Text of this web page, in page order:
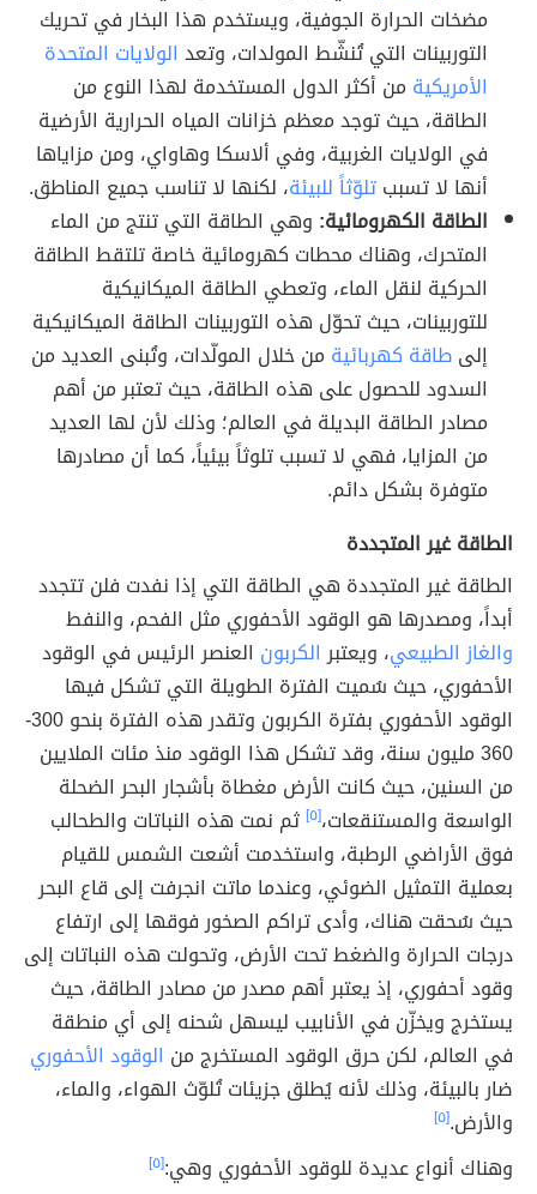
مضخات الحرارة الجوفية، ويستخدم هذا البخار في تحريك
التوربينات التي تُنشّط المولدات، وتعد الولايات المتحدة
الأمريكية من أكثر الدول المستخدمة لهذا النوع من
الطاقة، حيث توجد معظم خزانات المياه الحرارية الأرضية
في الولايات الغربية، وفي ألاسكا وهاواي، ومن مزاياها
أنها لا تسببتلوّثاً للبيئة، لكنها لا تناسب جميع المناطق.
الطاقة الكهرومائية: وهي الطاقة التي تنتج من الماء
المتحرك، وهناك محطات كهرومائية خاصة تلتقط الطاقة
الحركية لنقل الماء، وتعطي الطاقة الميكانيكية
للتوربينات، حيث تحوّل هذه التوربينات الطاقة الميكانيكية
إلىطاقة كهربائية من خلال المولّدات، وتُبنى العديد من
السدود للحصول على هذه الطاقة، حيث تعتبر من أهم
مصادر الطاقة البديلة في العالم؛ وذلك لأن لها العديد
من المزايا، فهي لا تسبب تلوثاً بيئياً، كما أن مصادرها
متوفرة بشكل دائم.
الطاقة غير المتجددة
الطاقة غير المتجددة هي الطاقة التي إذا نفدت فلن تتجدد
أبداً، ومصدرها هو الوقود الأحفوري مثل الفحم، والنفط
والغاز الطبيعي، ويعتبرالكربون العنصر الرئيس في الوقود
الأحفوري، حيث سُميت الفترة الطويلة التي تشكل فيها
الوقود الأحفوري بفترة الكربون وتقدر هذه الفترة بنحو 300-
360 مليون سنة، وقد تشكل هذا الوقود منذ مئات الملايين
من السنين، حيث كانت الأرض مغطاة بأشجار البحر الضحلة
الواسعة والمستنقعات،[٥]
ثم نمت هذه النباتات والطحالب
فوق الأراضي الرطبة، واستخدمت أشعت الشمس للقيام
بعملية التمثيل الضوئي، وعندما ماتت انجرفت إلى قاع البحر
حيث سُحقت هناك، وأدى تراكم الصخور فوقها إلى ارتفاع
درجات الحرارة والضغط تحت الأرض، وتحولت هذه النباتات إلى
وقود أحفوري، إذ يعتبر أهم مصدر من مصادر الطاقة، حيث
يستخرج ويخزّن في الأنابيب ليسهل شحنه إلى أي منطقة
في العالم، لكن حرق الوقود المستخرج من الوقود الأحفوري
ضار بالبيئة، وذلك لأنه يُطلق جزيئات تُلوّث الهواء، والماء،
والأرض.[٥]
وهناك أنواع عديدة للوقود الأحفوري وهي:[٥]